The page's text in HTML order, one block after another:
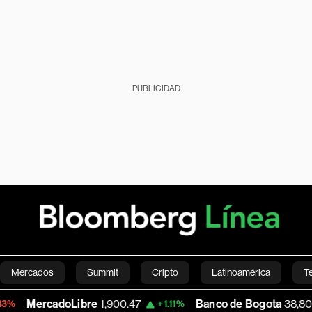
PUBLICIDAD
Mercados Summit Cripto Latinoamérica
Economía Estilo de vida Mundo Videos
1,900.47 +1.11% Banco de Bogota 38,800.00